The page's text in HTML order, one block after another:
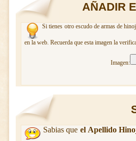
AÑADIR
Si tienes otro escudo de armas de
en la web. Recuerda que esta imagen la
Imagen:
Sabias que el Apellido